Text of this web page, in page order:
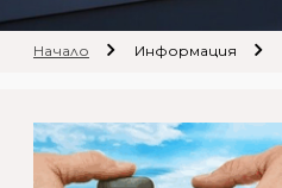
Начало Информация